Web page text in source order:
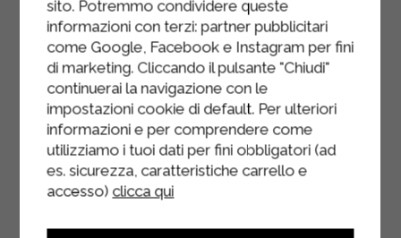
bien jusqu’à obtenir une consistance
crémeuse.
Versez le glaçage au citron sur la
surface des muffins.
Terminez par du zeste de citron râpé
et laissez prendre.
Disposez les muffins au citron sur un
plat de service et servez.
sito. Potremmo condividere queste
informazioni con terzi: partner pubblicitari
come Google, Facebook e Instagram per fini
di marketing. Cliccando il pulsante "Chiudi"
continuerai la navigazione con le
impostazioni cookie di default. Per ulteriori
informazioni e per comprendere come
utilizziamo i tuoi dati per fini obbligatori (ad
es. sicurezza, caratteristiche carrello e
accesso) clicca qui